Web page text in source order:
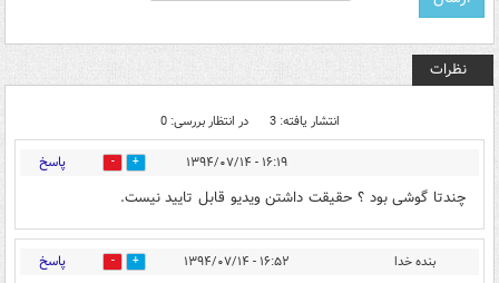
نظرات
انتشار یافته: 3 در انتظار بررسی: 0
۱۶:۱۹ - ۱۳۹۴/۰۷/۱۴ 0 پاسخ
چندتا گوشی بود ؟ حقیقت داشتن ویدیو قابل تایید نیست.
بنده خدا ۱۶:۵۲ - ۱۳۹۴/۰۷/۱۴ 0 پاسخ